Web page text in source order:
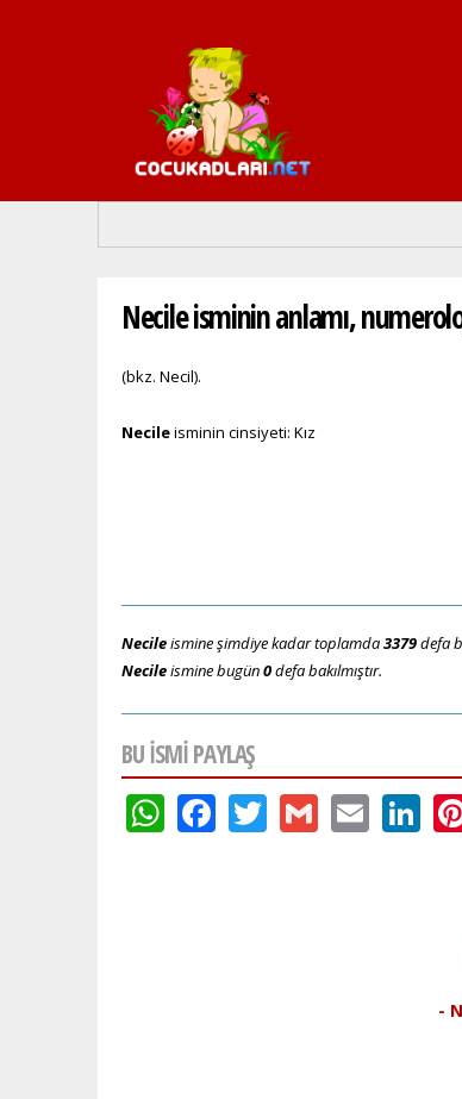
Necile isminin anlamı,
(bkz. Necil).
Necileisminin cinsiyeti: Kız
Necileismine şimdiye kadar toplamda3379defa
Necileismine bugün0defa bakılmıştır.
BU ISMI PAYLAŞ
WhatsApp
Facebook
Twitter
Gmail
-